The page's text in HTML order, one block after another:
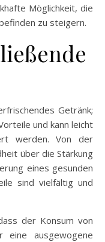
Möglichkeit, die
zu steigern.
Getränk;
und kann leicht
werden. Von der
über die Stärkung
eines gesunden
sind vielfältig und
der Konsum von
eine ausgewogene